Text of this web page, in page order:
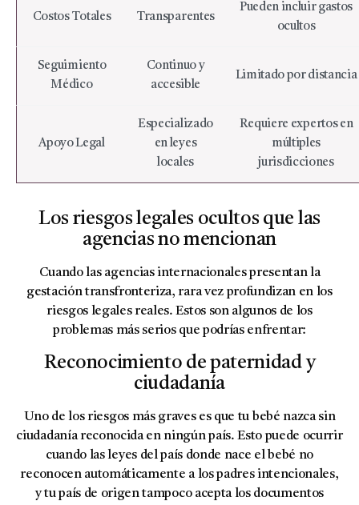
Costos Totales Transparentes
Pueden incluir gastos
ocultos
Seguimiento
Médico
Continuo y
accesible
Limitado por distancia
Apoyo Legal
Especializado
en leyes
locales
Requiere expertos en
múltiples
jurisdicciones
Los riesgos legales ocultos que las
agencias no mencionan
Cuando las agencias internacionales presentan la
gestación transfronteriza, rara vez profundizan en los
riesgos legales reales. Estos son algunos de los
problemas más serios que podrías enfrentar:
Reconocimiento de paternidad y
ciudadanía
Uno de los riesgos más graves es que tu bebé nazca sin
ciudadanía reconocida en ningún país. Esto puede ocurrir
cuando las leyes del país donde nace el bebé no
reconocen automáticamente a los padres intencionales,
y tu país de origen tampoco acepta los documentos